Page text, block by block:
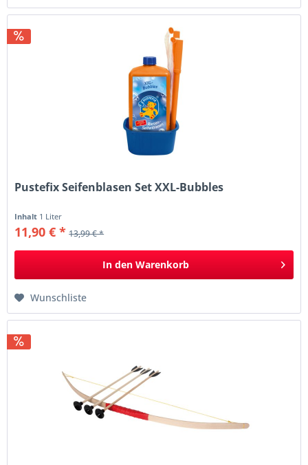
Pustefix Seifenblasen Set XXL-Bubbles
Inhalt 1 Liter
11,90 € * 13,99 € *
In den Warenkorb
Wunschliste